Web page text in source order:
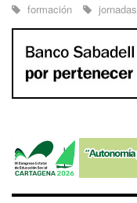
formación jornadas